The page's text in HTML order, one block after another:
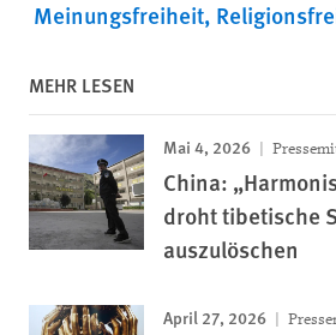
Meinungsfreiheit
MEHR LESEN
Mai 4, 2026
China:
droht tibetische
auszulöschen
April 27, 2026